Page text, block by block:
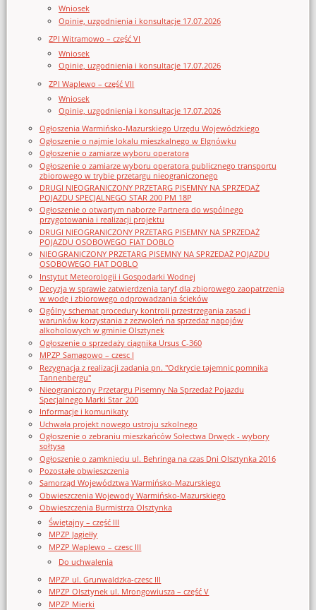
Wniosek
Opinie, uzgodnienia i konsultacje 17.07.2026
ZPI Witramowo – część VI
Wniosek
Opinie, uzgodnienia i konsultacje 17.07.2026
ZPI Waplewo – część VII
Wniosek
Opinie, uzgodnienia i konsultacje 17.07.2026
Ogłoszenia Warmińsko-Mazurskiego Urzędu Wojewódzkiego
Ogłoszenie o najmie lokalu mieszkalnego w Elgnówku
Ogłoszenie o zamiarze wyboru operatora
Ogłoszenie o zamiarze wyboru operatora publicznego transportu
zbiorowego w trybie przetargu nieograniczonego
DRUGI NIEOGRANICZONY PRZETARG PISEMNY NA SPRZEDAŻ
POJAZDU SPECJALNEGO STAR 200 PM 18P
Ogłoszenie o otwartym naborze Partnera do wspólnego
przygotowania i realizacji projektu
DRUGI NIEOGRANICZONY PRZETARG PISEMNY NA SPRZEDAŻ
POJAZDU OSOBOWEGO FIAT DOBLO
NIEOGRANICZONY PRZETARG PISEMNY NA SPRZEDAŻ POJAZDU
OSOBOWEGO FIAT DOBLO
Instytut Meteorologii i Gospodarki Wodnej
Decyzja w sprawie zatwierdzenia taryf dla zbiorowego zaopatrzenia
w wodę i zbiorowego odprowadzania ścieków
Ogólny schemat procedury kontroli przestrzegania zasad i
warunków korzystania z zezwoleń na sprzedaż napojów
alkoholowych w gminie Olsztynek
Ogłoszenie o sprzedaży ciągnika Ursus C-360
MPZP Samagowo – czesc I
Rezygnacja z realizacji zadania pn. "Odkrycie tajemnic pomnika
Tannenbergu"
Nieograniczony Przetargu Pisemny Na Sprzedaż Pojazdu
Specjalnego Marki Star_200
Informacje i komunikaty
Uchwała projekt nowego ustroju szkolnego
Ogłoszenie o zebraniu mieszkańców Sołectwa Drwęck - wybory
sołtysa
Ogłoszenie o zamknięciu ul. Behringa na czas Dni Olsztynka 2016
Pozostałe obwieszczenia
Samorząd Województwa Warmińsko-Mazurskiego
Obwieszczenia Wojewody Warmińsko-Mazurskiego
Obwieszczenia Burmistrza Olsztynka
Świętajny – część III
MPZP Jagiełły
MPZP Waplewo – czesc III
Do uchwalenia
MPZP ul. Grunwaldzka-czesc III
MPZP Olsztynek ul. Mrongowiusza – część V
MPZP Mierki